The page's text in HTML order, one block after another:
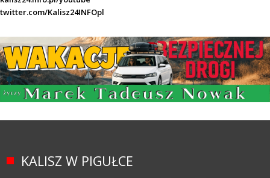
twitter.com/Kalisz24INFOpl
KALISZ W PIGUŁCE